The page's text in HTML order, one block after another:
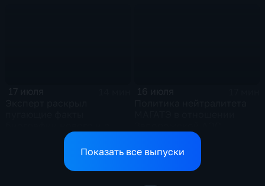
Показать все выпуски